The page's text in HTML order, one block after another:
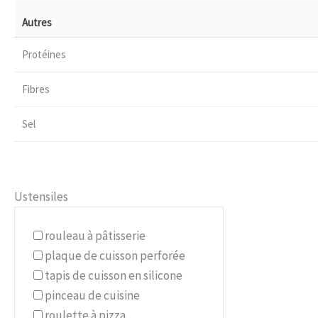
Autres
Protéines
Fibres
Sel
Ustensiles
rouleau à pâtisserie
plaque de cuisson perforée
tapis de cuisson en silicone
pinceau de cuisine